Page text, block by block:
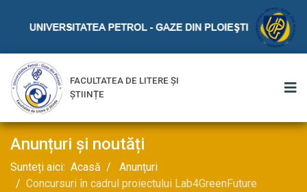
FACULTATEA DE LITERE ȘI
ȘTIINȚE
Anunțuri și noutăți
Sunteți aici: Acasă
Anunțuri
Concursuri în cadrul proiectului Lab4GreenFuture